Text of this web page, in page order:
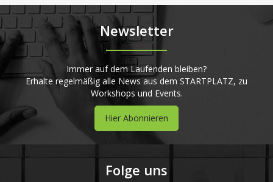
Newsletter
Immer auf dem Laufenden bleiben?
Erhalte regelmäßig alle News aus dem STARTPLATZ, zu
Workshops und Events.
Hier Abonnieren
Folge uns